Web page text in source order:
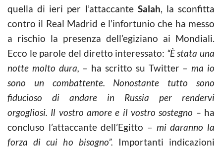
quella di ieri per l’attaccante Salah, la sconfitta
contro il Real Madrid e l’infortunio che ha messo
a rischio la presenza dell’egiziano ai Mondiali.
Ecco le parole del diretto interessato: “È stata una
notte molto dura, – ha scritto su Twitter – ma io
sono un combattente. Nonostante tutto sono
fiducioso di andare in Russia per rendervi
orgogliosi. Il vostro amore e il vostro sostegno – ha
concluso l’attaccante dell’Egitto – mi daranno la
forza di cui ho bisogno”. Importanti indicazioni